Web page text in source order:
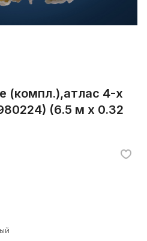
(компл.),атлас 4-х
(6.5 м х 0.32